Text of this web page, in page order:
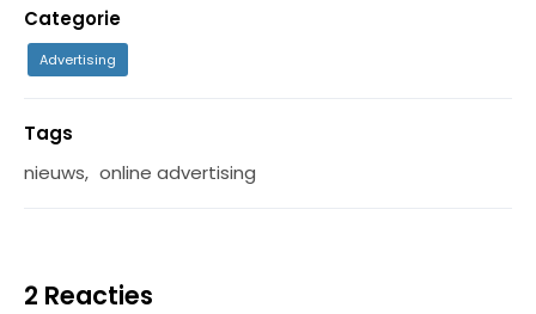
Categorie
Advertising
Tags
nieuws, online advertising
2 Reacties